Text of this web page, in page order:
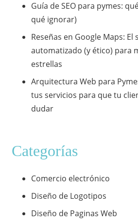
Guía de SEO para pymes:
qué ignorar)
​Reseñas en Google Maps: El
automatizado (y ético) para
estrellas
​Arquitectura Web para
tus servicios para que tu
dudar
Categorías
Comercio electrónico
Diseño de Logotipos
Diseño de Paginas Web